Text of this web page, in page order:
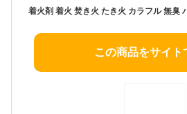
この商品をサイト